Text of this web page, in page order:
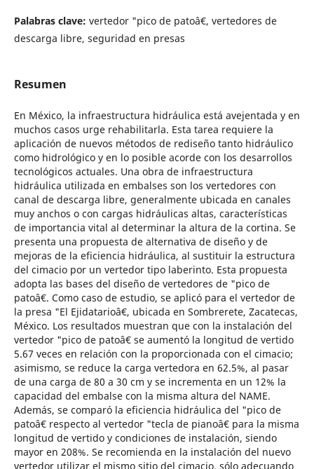
Palabras clave: vertedor "pico de patoâ€, vertedores de
descarga libre, seguridad en presas
Resumen
En México, la infraestructura hidráulica está avejentada y en
muchos casos urge rehabilitarla. Esta tarea requiere la
aplicación de nuevos métodos de rediseño tanto hidráulico
como hidrológico y en lo posible acorde con los desarrollos
tecnológicos actuales. Una obra de infraestructura
hidráulica utilizada en embalses son los vertedores con
canal de descarga libre, generalmente ubicada en canales
muy anchos o con cargas hidráulicas altas, características
de importancia vital al determinar la altura de la cortina. Se
presenta una propuesta de alternativa de diseño y de
mejoras de la eficiencia hidráulica, al sustituir la estructura
del cimacio por un vertedor tipo laberinto. Esta propuesta
adopta las bases del diseño de vertedores de "pico de
patoâ€. Como caso de estudio, se aplicó para el vertedor de
la presa "El Ejidatarioâ€, ubicada en Sombrerete, Zacatecas,
México. Los resultados muestran que con la instalación del
vertedor "pico de patoâ€ se aumentó la longitud de vertido
5.67 veces en relación con la proporcionada con el cimacio;
asimismo, se reduce la carga vertedora en 62.5%, al pasar
de una carga de 80 a 30 cm y se incrementa en un 12% la
capacidad del embalse con la misma altura del NAME.
Además, se comparó la eficiencia hidráulica del "pico de
patoâ€ respecto al vertedor "tecla de pianoâ€ para la misma
longitud de vertido y condiciones de instalación, siendo
mayor en 208%. Se recomienda en la instalación del nuevo
vertedor utilizar el mismo sitio del cimacio, sólo adecuando